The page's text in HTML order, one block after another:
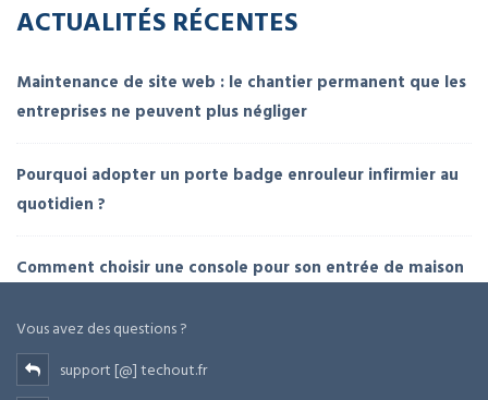
ACTUALITÉS RÉCENTES
Maintenance de site web : le chantier permanent que les
entreprises ne peuvent plus négliger
Pourquoi adopter un porte badge enrouleur infirmier au
quotidien ?
Comment choisir une console pour son entrée de maison
Vous avez des questions ?
support [@] techout.fr